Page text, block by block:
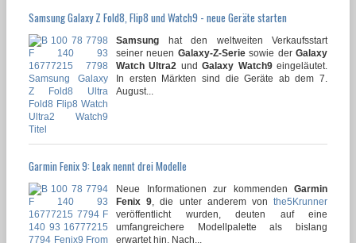
Samsung Galaxy Z Fold8, Flip8 und Watch9 - neue Geräte starten
Samsung hat den weltweiten Verkaufsstart
seiner neuen Galaxy-Z-Seriesowie derGalaxy
Watch Ultra2 undGalaxy Watch9eingeläutet.
In ersten Märkten sind die Geräte ab dem 7.
August...
Garmin Fenix 9: Leak nennt drei Modelle
Neue Informationen zur kommenden Garmin
Fenix 9 , die unter anderem vonthe5Krunner
veröffentlicht wurden, deuten auf eine
umfangreichere Modellpalette als bislang
erwartet hin. Nach...